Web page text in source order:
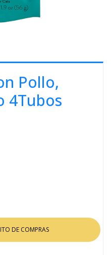
Pollo,
4Tubos